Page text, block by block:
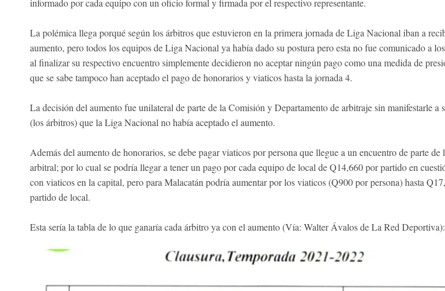
La polémica llega porqué según los árbitros que estuvieron en la primera jornada de Liga Nacional iban a
aumento, pero todos los equipos de Liga Nacional ya había dado su postura pero esta no fue comunicado a
al finalizar su respectivo encuentro simplemente decidieron no aceptar ningún pago como una medida de
que se sabe tampoco han aceptado el pago de honorarios y viaticos hasta la jornada 4.
La decisión del aumento fue unilateral de parte de la Comisión y Departamento de arbitraje sin manifestarle a
(los árbitros) que la Liga Nacional no había aceptado el aumento.
Además del aumento de honorarios, se debe pagar viaticos por persona que llegue a un encuentro de parte de
arbitral; por lo cual se podría llegar a tener un pago por cada equipo de local de Q14,660 por partido en
con viaticos en la capital, pero para Malacatán podría aumentar por los viaticos (Q900 por persona) hasta
partido de local.
Esta sería la tabla de lo que ganaría cada árbitro ya con el aumento (Vía: Walter Ávalos de La Red Deportiva):